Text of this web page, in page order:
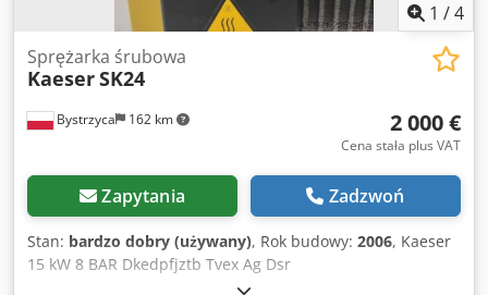
1 /4
Bystrzyca 162 km
Sprężarka śrubowa
KaeserSK24
2 000 €
Cena stała plus VAT
Zapytania Zadzwoń
Stan: bardzo dobry (używany), Rok budowy: 2006, Kaeser
15 kW 8 BAR Dkedpfjztb Tvex Ag Dsr